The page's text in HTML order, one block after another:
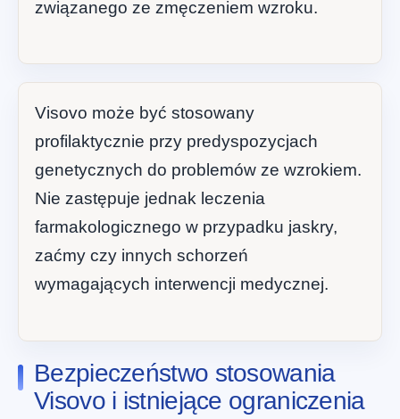
związanego ze zmęczeniem wzroku.
Visovo może być stosowany
profilaktycznie przy predyspozycjach
genetycznych do problemów ze wzrokiem.
Nie zastępuje jednak leczenia
farmakologicznego w przypadku jaskry,
zaćmy czy innych schorzeń
wymagających interwencji medycznej.
Bezpieczeństwo stosowania
Visovo i istniejące ograniczenia